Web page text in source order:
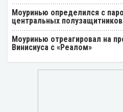
Моуринью определился с
центральных
Моуринью отреагировал на
Винисиуса с «Реалом»